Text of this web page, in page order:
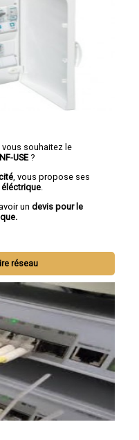
souhaitez le
USE ?
, vous propose ses
.
un devis pour le
réseau